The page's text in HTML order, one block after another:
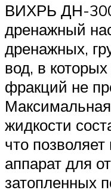
ВИХРЬ ДН-
дренажный
дренажных,
вод, в
фракций не
жидкости
что
аппарат для
затопленных